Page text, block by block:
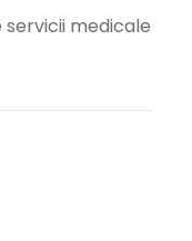
medicale